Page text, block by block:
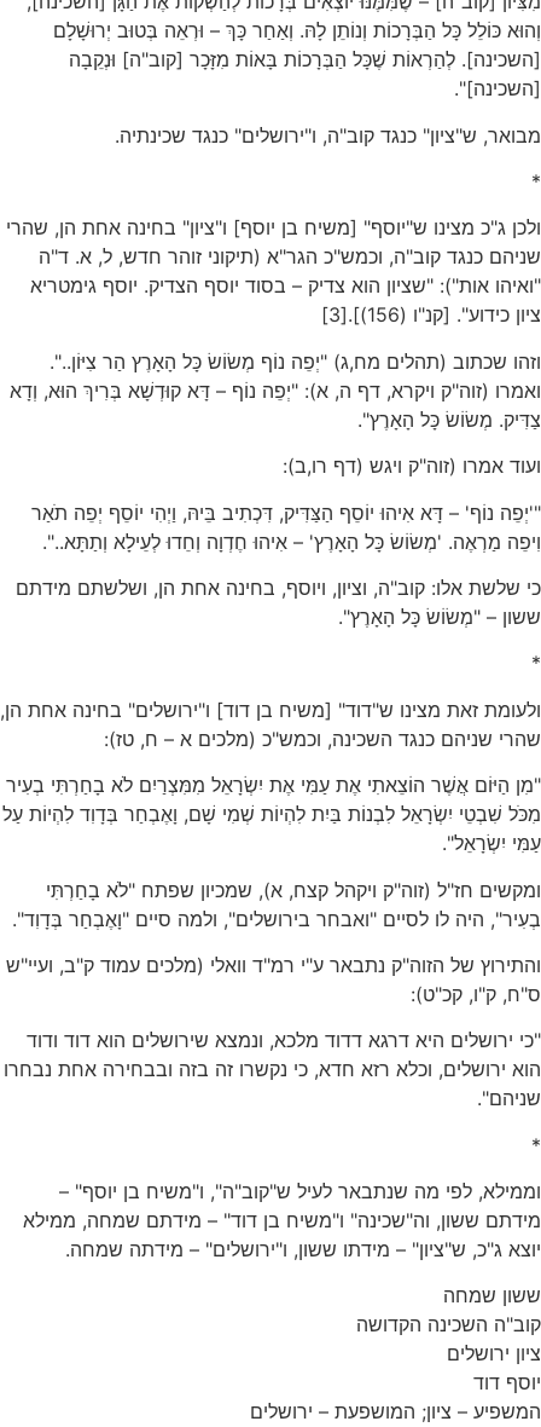
וְהוּא כּוֹלֵל כָּל הַבְּרָכוֹת וְנוֹתֵן לָהּ. וְאַחַר כָּךְ – וּרְאֵה בְּטוּב יְרוּשָׁלָם
[השכינה]. לְהַרְאוֹת שֶׁכָּל הַבְּרָכוֹת בָּאוֹת מִזָּכָר [קוב"ה] וּנְקֵבָה
[השכינה]".
מבואר, ש"ציון" כנגד קוב"ה, ו"ירושלים" כנגד שכינתיה.
*
ולכן ג"כ מצינו ש"יוסף" [משיח בן יוסף] ו"ציון" בחינה אחת הן, שהרי
שניהם כנגד קוב"ה, וכמש"כ הגר"א (תיקוני זוהר חדש, ל, א. ד"ה
"ואיהו אות"): "שציון הוא צדיק – בסוד יוסף הצדיק. יוסף גימטריא
ציון כידוע". [קנ"ו (156)].[3]
וזהו שכתוב (תהלים מח,ג) "יְפֵה נוֹף מְשׂוֹשׂ כָּל הָאָרֶץ הַר צִיּוֹן..".
ואמרו (זוה"ק ויקרא, דף ה, א): "יְפֵה נוֹף – דָּא קוּדְשָׁא בְּרִיךְ הוּא, וְדָא
צַדִּיק. מְשׂוֹשׂ כָּל הָאָרֶץ".
ועוד אמרו (זוה"ק ויגש (דף רו,ב):
"'יְפֵה נוֹף' – דָּא אִיהוּ יוֹסֵף הַצַּדִּיק, דִּכְתִיב בֵּיהּ, וַיְהִי יוֹסֵף יְפֵה תֹאַר
וִיפֵה מַרְאֶה. 'מְשׂוֹשׂ כָּל הָאָרֶץ' – אִיהוּ חֶדְוָה וְחֵדוּ לְעֵילָא וְתַתָּא..".
כי שלשת אלו: קוב"ה, וציון, ויוסף, בחינה אחת הן, ושלשתם מידתם
ששון – "מְשׂוֹשׂ כָּל הָאָרֶץ".
*
ולעומת זאת מצינו ש"דוד" [משיח בן דוד] ו"ירושלים" בחינה אחת הן,
שהרי שניהם כנגד השכינה, וכמש"כ (מלכים א – ח, טז):
"מִן הַיּוֹם אֲשֶׁר הוֹצֵאתִי אֶת עַמִּי אֶת יִשְׂרָאֵל מִמִּצְרַיִם לֹא בָחַרְתִּי בְעִיר
מִכֹּל שִׁבְטֵי יִשְׂרָאֵל לִבְנוֹת בַּיִת לִהְיוֹת שְׁמִי שָׁם, וָאֶבְחַר בְּדָוִד לִהְיוֹת עַל
עַמִּי יִשְׂרָאֵל".
ומקשים חז"ל (זוה"ק ויקהל קצח, א), שמכיון שפתח "לֹא בָחַרְתִּי
בְעִיר", היה לו לסיים "ואבחר בירושלים", ולמה סיים "וָאֶבְחַר בְּדָוִד".
והתירוץ של הזוה"ק נתבאר ע"י רמ"ד וואלי (מלכים עמוד ק"ב, ועיי"ש
ס"ח, ק"ו, קכ"ט):
"כי ירושלים היא דרגא דדוד מלכא, ונמצא שירושלים הוא דוד ודוד
הוא ירושלים, וכלא רזא חדא, כי נקשרו זה בזה ובבחירה אחת נבחרו
שניהם".
*
וממילא, לפי מה שנתבאר לעיל ש"קוב"ה", ו"משיח בן יוסף" –
מידתם ששון, וה"שכינה" ו"משיח בן דוד" – מידתם שמחה, ממילא
יוצא ג"כ, ש"ציון" – מידתו ששון, ו"ירושלים" – מידתה שמחה.
ששון שמחה
קוב"ה השכינה הקדושה
ציון ירושלים
יוסף דוד
המשפיע – ציון; המושפעת – ירושלים